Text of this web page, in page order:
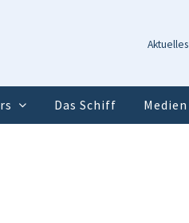
Aktuelles
Das Schiff Medien